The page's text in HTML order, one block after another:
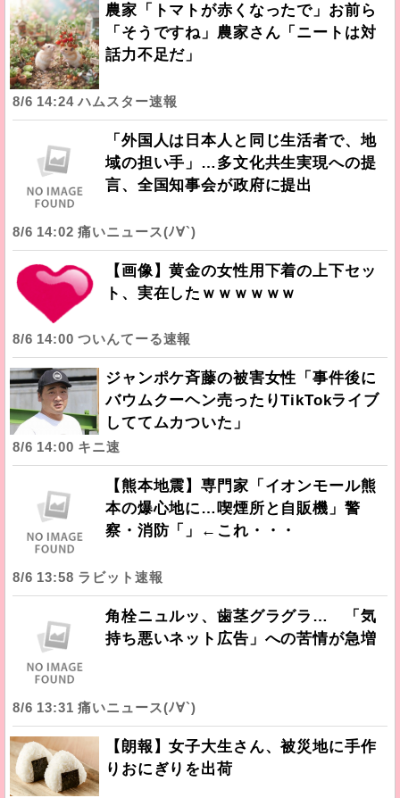
農家「トマトが赤くなったで」お前ら
「そうですね」農家さん「ニートは対
話力不足だ」
8/6 14:24 ハムスター速報
「外国人は日本人と同じ生活者で、地
域の担い手」…多文化共生実現への提
言、全国知事会が政府に提出
8/6 14:02 痛いニュース(ﾉ∀`)
【画像】黄金の女性用下着の上下セッ
ト、実在したｗｗｗｗｗｗ
8/6 14:00 ついんてーる速報
ジャンポケ斉藤の被害女性「事件後に
バウムクーヘン売ったりTikTokライブ
しててムカついた」
8/6 14:00 キニ速
【熊本地震】専門家「イオンモール熊
本の爆心地に…喫煙所と自販機」警
察・消防「」←これ・・・
8/6 13:58 ラビット速報
角栓ニュルッ、歯茎グラグラ… 「気
持ち悪いネット広告」への苦情が急増
8/6 13:31 痛いニュース(ﾉ∀`)
【朗報】女子大生さん、被災地に手作
りおにぎりを出荷